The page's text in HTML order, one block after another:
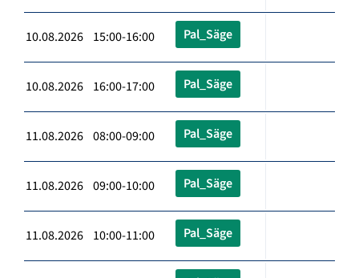
10.08.2026 15:00-16:00 Pal_Säge
10.08.2026 16:00-17:00 Pal_Säge
11.08.2026 08:00-09:00 Pal_Säge
11.08.2026 09:00-10:00 Pal_Säge
11.08.2026 10:00-11:00 Pal_Säge